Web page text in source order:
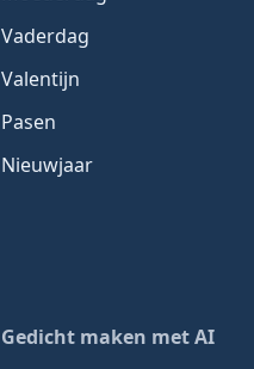
Vaderdag
Valentijn
Pasen
Nieuwjaar
Gedicht maken met AI